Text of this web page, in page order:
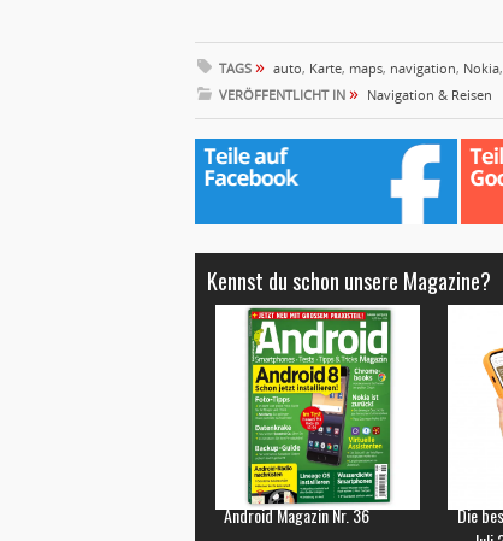
TAGS » auto, Karte, maps, navigation, Nokia,
VERÖFFENTLICHT IN » Navigation & Reisen
Kennst du schon unsere Magazine?
Android Magazin Nr. 36
Die